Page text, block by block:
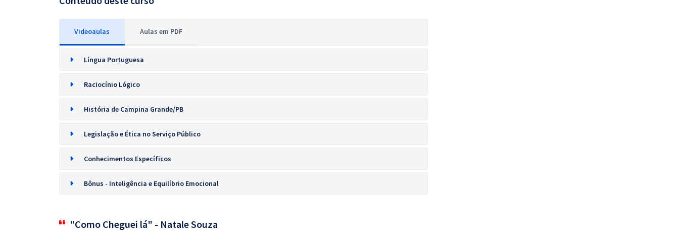
Videoaulas Aulas em PDF
Língua Portuguesa
Raciocínio Lógico
História de Campina Grande/PB
Legislação e Ética no Serviço Público
Conhecimentos Específicos
Bônus - Inteligência e Equilíbrio Emocional
"Como Cheguei lá" - Natale Souza